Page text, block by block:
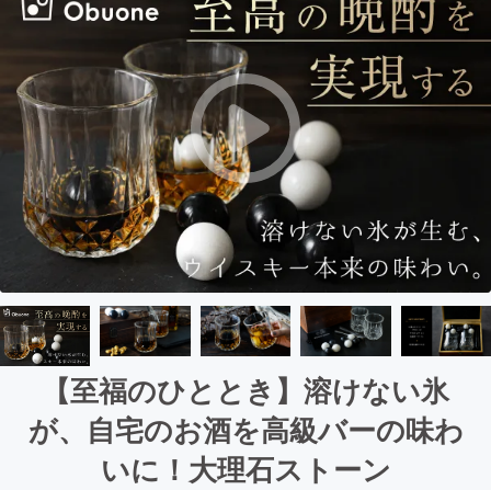
【至福のひととき】溶けない氷
が、自宅のお酒を高級バーの味わ
いに！大理石ストーン